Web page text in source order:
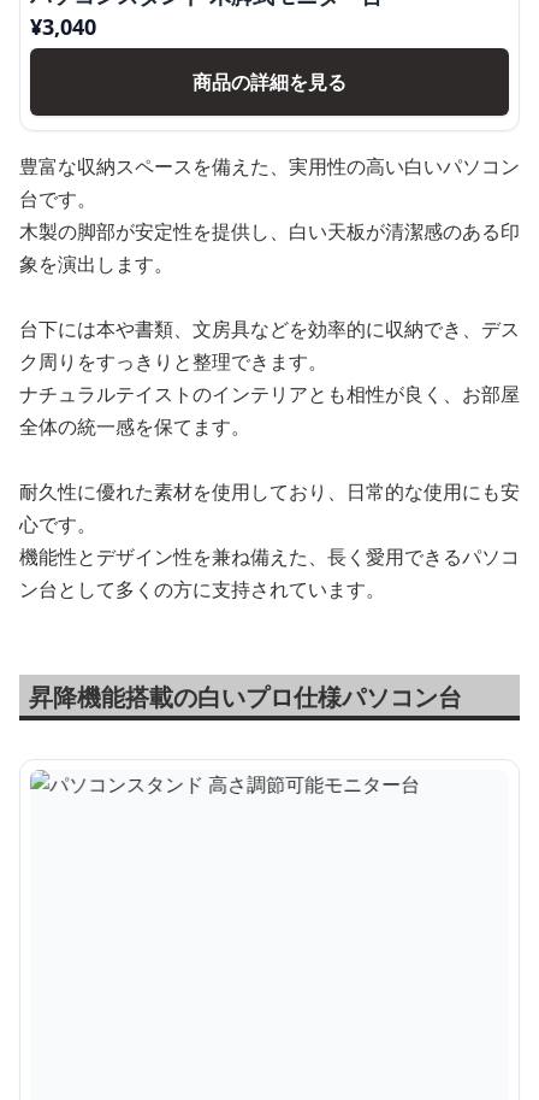
¥3,040
商品の詳細を見る
豊富な収納スペースを備えた、実用性の高い白いパソコン
台です。
木製の脚部が安定性を提供し、白い天板が清潔感のある印
象を演出します。
台下には本や書類、文房具などを効率的に収納でき、デス
ク周りをすっきりと整理できます。
ナチュラルテイストのインテリアとも相性が良く、お部屋
全体の統一感を保てます。
耐久性に優れた素材を使用しており、日常的な使用にも安
心です。
機能性とデザイン性を兼ね備えた、長く愛用できるパソコ
ン台として多くの方に支持されています。
昇降機能搭載の白いプロ仕様パソコン台